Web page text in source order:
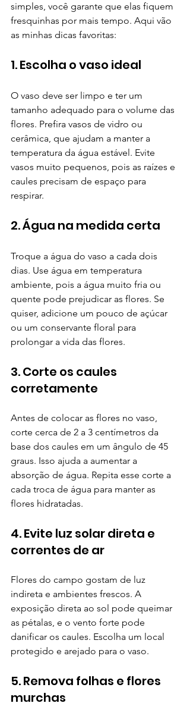
simples, você garante que elas fiquem
fresquinhas por mais tempo. Aqui vão
as minhas dicas favoritas:
1. Escolha o vaso ideal
O vaso deve ser limpo e ter um
tamanho adequado para o volume das
flores. Prefira vasos de vidro ou
cerâmica, que ajudam a manter a
temperatura da água estável. Evite
vasos muito pequenos, pois as raízes e
caules precisam de espaço para
respirar.
2. Água na medida certa
Troque a água do vaso a cada dois
dias. Use água em temperatura
ambiente, pois a água muito fria ou
quente pode prejudicar as flores. Se
quiser, adicione um pouco de açúcar
ou um conservante floral para
prolongar a vida das flores.
3. Corte os caules
corretamente
Antes de colocar as flores no vaso,
corte cerca de 2 a 3 centímetros da
base dos caules em um ângulo de 45
graus. Isso ajuda a aumentar a
absorção de água. Repita esse corte a
cada troca de água para manter as
flores hidratadas.
4. Evite luz solar direta e
correntes de ar
Flores do campo gostam de luz
indireta e ambientes frescos. A
exposição direta ao sol pode queimar
as pétalas, e o vento forte pode
danificar os caules. Escolha um local
protegido e arejado para o vaso.
5. Remova folhas e flores
murchas